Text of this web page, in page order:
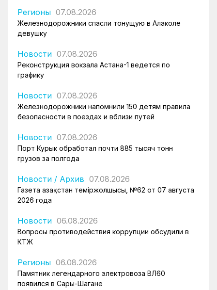
Регионы 07.08.2026
Железнодорожники спасли тонущую в Алаколе
девушку
Новости 07.08.2026
Реконструкция вокзала Астана-1 ведется по
графику
Новости 07.08.2026
Железнодорожники напомнили 150 детям правила
безопасности в поездах и вблизи путей
Новости 07.08.2026
Порт Курык обработал почти 885 тысяч тонн
грузов за полгода
Новости / Архив 07.08.2026
Газета Қазақстан теміржолшысы, №62 от 07 августа
2026 года
Новости 06.08.2026
Вопросы противодействия коррупции обсудили в
КТЖ
Регионы 06.08.2026
Памятник легендарного электровоза ВЛ60
появился в Сары-Шагане